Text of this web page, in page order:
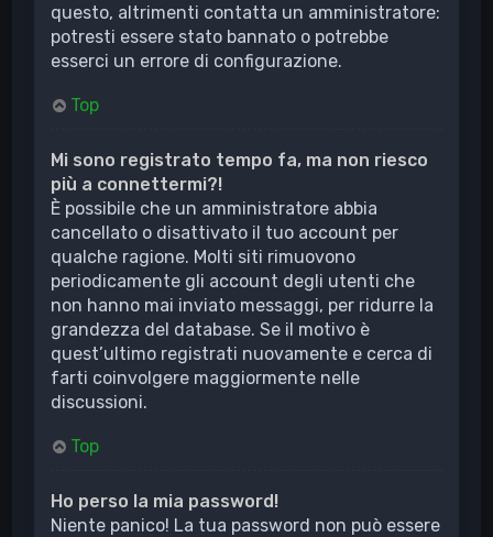
questo, altrimenti contatta un amministratore:
potresti essere stato bannato o potrebbe
esserci un errore di configurazione.
Top
Mi sono registrato tempo fa, ma non riesco
più a connettermi?!
È possibile che un amministratore abbia
cancellato o disattivato il tuo account per
qualche ragione. Molti siti rimuovono
periodicamente gli account degli utenti che
non hanno mai inviato messaggi, per ridurre la
grandezza del database. Se il motivo è
quest’ultimo registrati nuovamente e cerca di
farti coinvolgere maggiormente nelle
discussioni.
Top
Ho perso la mia password!
Niente panico! La tua password non può essere